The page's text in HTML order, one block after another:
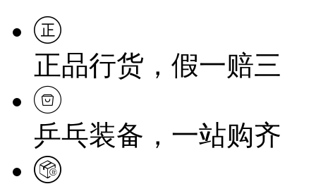
正品行货，假一赔三
乒乓装备，一站购齐